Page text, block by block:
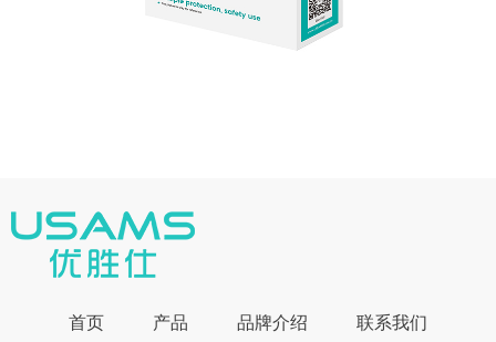
首页 产品 品牌介绍 联系我们